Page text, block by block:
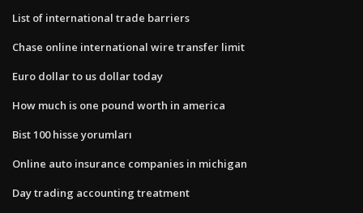
List of international trade barriers
Chase online international wire transfer limit
Euro dollar to us dollar today
How much is one pound worth in america
Bist 100 hisse yorumları
Online auto insurance companies in michigan
Day trading accounting treatment